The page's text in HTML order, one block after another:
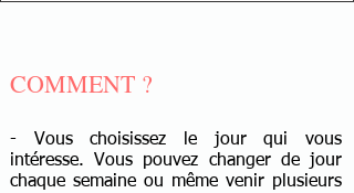
COMMENT ?
​- Vous choisissez le jour qui vous
intéresse. Vous pouvez changer de jour
chaque semaine ou même venir plusieurs